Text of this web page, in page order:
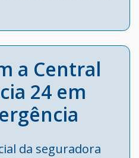
a Central
24 em
da seguradora